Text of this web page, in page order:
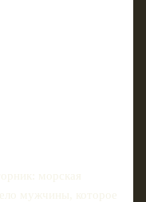
морская
мужчины, которое